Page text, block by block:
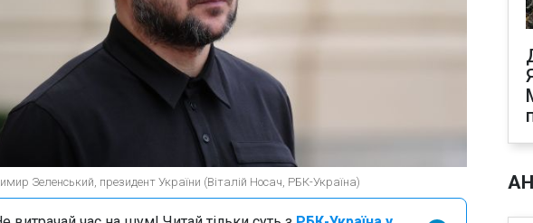
Зеленський, президент України (Віталій Носач, РБК-Україна)